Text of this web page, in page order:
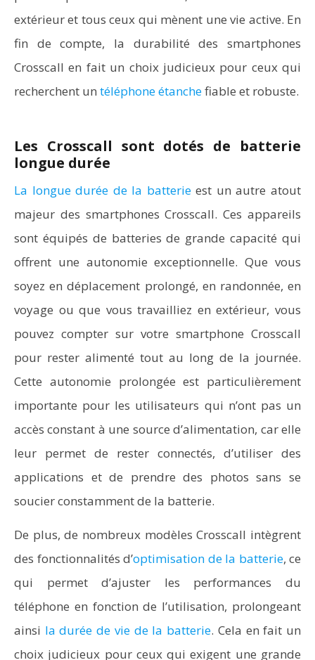
extérieur et tous ceux qui mènent une vie active. En
fin de compte, la durabilité des smartphones
Crosscall en fait un choix judicieux pour ceux qui
recherchent un téléphone étanchefiable et robuste.
Les Crosscall sont dotés de batterie
longue durée
La longue durée de la batterieest un autre atout
majeur des smartphones Crosscall. Ces appareils
sont équipés de batteries de grande capacité qui
offrent une autonomie exceptionnelle. Que vous
soyez en déplacement prolongé, en randonnée, en
voyage ou que vous travailliez en extérieur, vous
pouvez compter sur votre smartphone Crosscall
pour rester alimenté tout au long de la journée.
Cette autonomie prolongée est particulièrement
importante pour les utilisateurs qui n’ont pas un
accès constant à une source d’alimentation, car elle
leur permet de rester connectés, d’utiliser des
applications et de prendre des photos sans se
soucier constamment de la batterie.
De plus, de nombreux modèles Crosscall intègrent
des fonctionnalités d’optimisation de la batterie, ce
qui permet d’ajuster les performances du
téléphone en fonction de l’utilisation, prolongeant
ainsi la durée de vie de la batterie. Cela en fait un
choix judicieux pour ceux qui exigent une grande